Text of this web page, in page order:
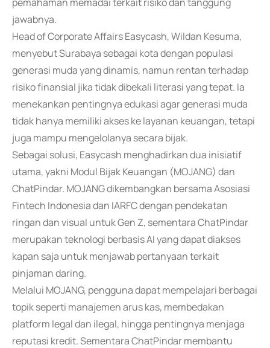
jawabnya.
Head of Corporate Affairs Easycash, Wildan Kesuma,
menyebut Surabaya sebagai kota dengan populasi
generasi muda yang dinamis, namun rentan terhadap
risiko finansial jika tidak dibekali literasi yang tepat. Ia
menekankan pentingnya edukasi agar generasi muda
tidak hanya memiliki akses ke layanan keuangan, tetapi
juga mampu mengelolanya secara bijak.
Sebagai solusi, Easycash menghadirkan dua inisiatif
utama, yakni Modul Bijak Keuangan (MOJANG) dan
ChatPindar. MOJANG dikembangkan bersama Asosiasi
Fintech Indonesia dan IARFC dengan pendekatan
ringan dan visual untuk Gen Z, sementara ChatPindar
merupakan teknologi berbasis AI yang dapat diakses
kapan saja untuk menjawab pertanyaan terkait
pinjaman daring.
Melalui MOJANG, pengguna dapat mempelajari berbagai
topik seperti manajemen arus kas, membedakan
platform legal dan ilegal, hingga pentingnya menjaga
reputasi kredit. Sementara ChatPindar membantu